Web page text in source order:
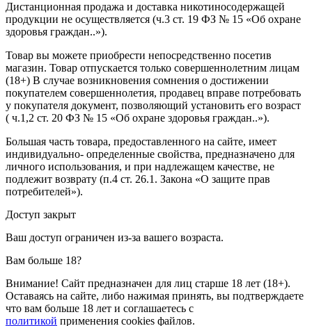
Дистанционная продажа и доставка никотиносодержащей
продукции не осуществляется (ч.3 ст. 19 ФЗ № 15 «Об охране
здоровья граждан..»).
Товар вы можете приобрести непосредственно посетив
магазин. Товар отпускается только совершеннолетним лицам
(18+) В случае возникновения сомнения о достижении
покупателем совершеннолетия, продавец вправе потребовать
у покупателя документ, позволяющий установить его возраст
( ч.1,2 ст. 20 ФЗ № 15 «Об охране здоровья граждан..»).
Большая часть товара, предоставленного на сайте, имеет
индивидуально- определенные свойства, предназначено для
личного использования, и при надлежащем качестве, не
подлежит возврату (п.4 ст. 26.1. Закона «О защите прав
потребителей»).
Доступ закрыт
Ваш доступ ограничен из-за вашего возраста.
Вам больше 18?
Внимание! Сайт предназначен для лиц старше 18 лет (18+).
Оставаясь на сайте, либо нажимая принять, вы подтверждаете
что вам больше 18 лет и соглашаетесь с
политикой применения cookies файлов.